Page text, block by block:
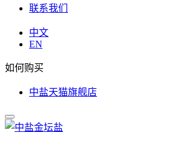
联系我们
中文
EN
如何购买
中盐天猫旗舰店